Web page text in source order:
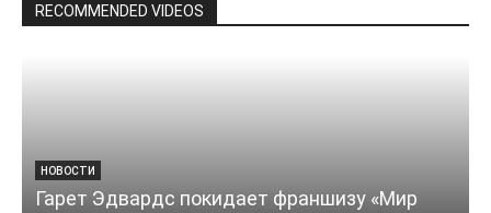
RECOMMENDED VIDEOS
НОВОСТИ
Гарет Эдвардс покидает франшизу «Мир